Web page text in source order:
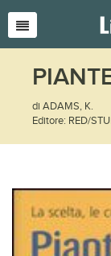
di ADAMS, K.
Editore: RED/